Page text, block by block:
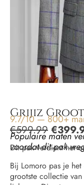
Grijiz
9.7/10 — 800+
€599.99 €
Populaire maten
voordat dit pak
Dit pak verdient het
Bij Lomoro pas je
grootste collectie